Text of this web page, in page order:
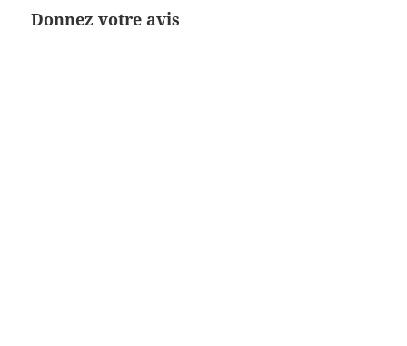
Donnez votre avis